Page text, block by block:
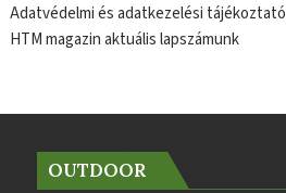
Adatvédelmi és adatkezelési tájékoztató
HTM magazin aktuális lapszámunk
OUTDOOR